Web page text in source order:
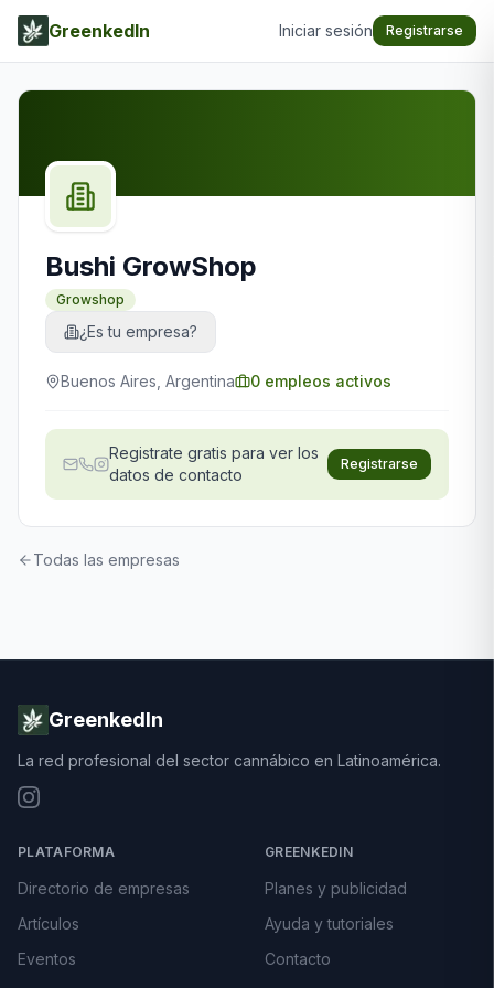
GreenkedIn Iniciar sesión Registrarse
Bushi GrowShop
Growshop
¿Es tu empresa?
Buenos Aires, Argentina 0 empleos activos
Registrate gratis para ver los
datos de contacto
Registrarse
Todas las empresas
GreenkedIn
La red profesional del sector cannábico en Latinoamérica.
PLATAFORMA
Directorio de empresas
Artículos
Eventos
GREENKEDIN
Planes y publicidad
Ayuda y tutoriales
Contacto